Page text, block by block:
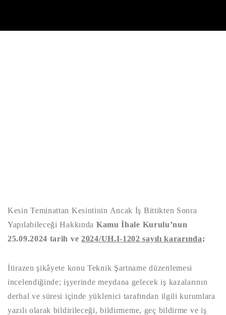
Kesin Teminattan Kesintinin Ancak İş Bittikten Sonra
Yapılabileceği Hakkında Kamu İhale Kurulu’nun
25.09.2024 tarih ve 2024/UH.I-1202 sayılı kararında;
İtirazen şikâyete konu Teknik Şartname düzenlemesi
incelendiğinde; işyerinde meydana gelecek iş kazalarının
derhal ve süresi içinde yüklenici tarafından ilgili kurumlara
yazılı olarak bildirileceği, bildirmeme, geç bildirme ve iş